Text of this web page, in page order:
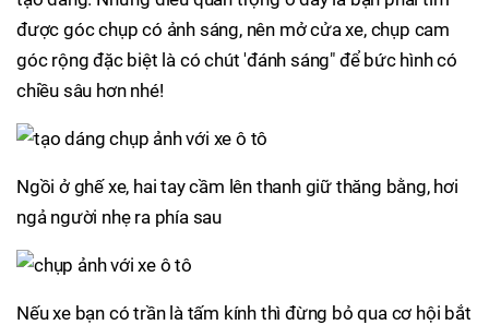
được góc chụp có ảnh sáng, nên mở cửa xe, chụp cam
góc rộng đặc biệt là có chút 'đánh sáng" để bức hình có
chiều sâu hơn nhé!
Ngồi ở ghế xe, hai tay cầm lên thanh giữ thăng bằng, hơi
ngả người nhẹ ra phía sau
Nếu xe bạn có trần là tấm kính thì đừng bỏ qua cơ hội bắt